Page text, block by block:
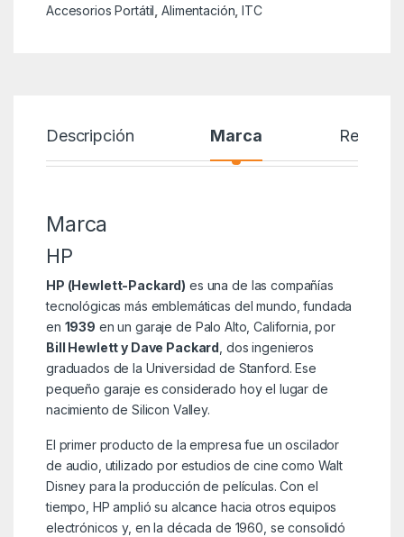
Accesorios Portátil ,Alimentación ,ITC
Descripción Marca Reseñas
Marca
HP
HP (Hewlett-Packard) es una de las compañías
tecnológicas más emblemáticas del mundo, fundada
en 1939 en un garaje de Palo Alto, California, por
Bill Hewlett y Dave Packard , dos ingenieros
graduados de la Universidad de Stanford. Ese
pequeño garaje es considerado hoy el lugar de
nacimiento de Silicon Valley.
El primer producto de la empresa fue un oscilador
de audio, utilizado por estudios de cine como Walt
Disney para la producción de películas. Con el
tiempo, HP amplió su alcance hacia otros equipos
electrónicos y, en la década de 1960, se consolidó